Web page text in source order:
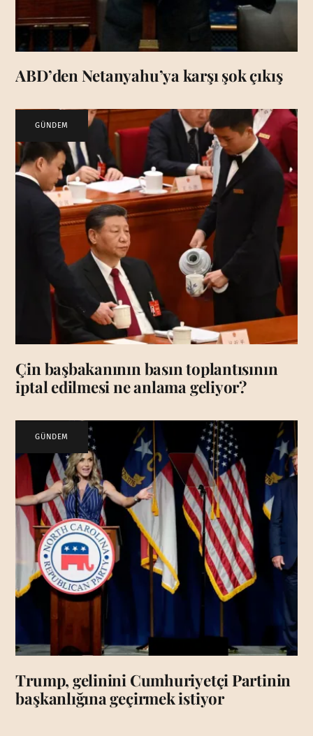
ABD’den Netanyahu’ya karşı şok çıkış
GÜNDEM
Çin başbakanının basın toplantısının
iptal edilmesi ne anlama geliyor?
GÜNDEM
Trump, gelinini Cumhuriyetçi Partinin
başkanlığına geçirmek istiyor